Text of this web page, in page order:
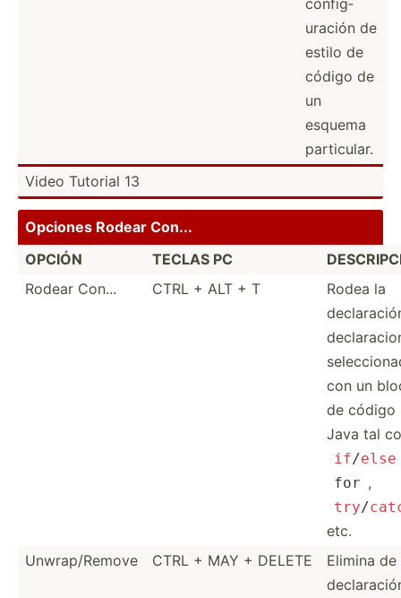
uración de
estilo de
código de
un
esquema
partic­ular.
Video Tutorial 13
Opciones Rodear Con...
OPCIÓN
TECLAS PC
Rodear Con...
CTRL + ALT + T
Rodea la
con un
de código
Java tal
if/else
for ,
try/
etc.
Unwrap/Remove
CTRL + MAY + DELETE
Elimina de